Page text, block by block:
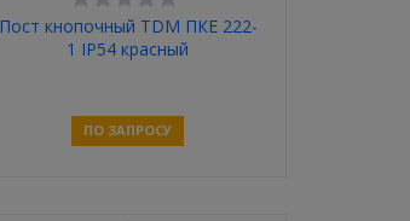
Пост кнопочный TDM ПКЕ 222-
1 IP54 красный
ПО ЗАПРОСУ